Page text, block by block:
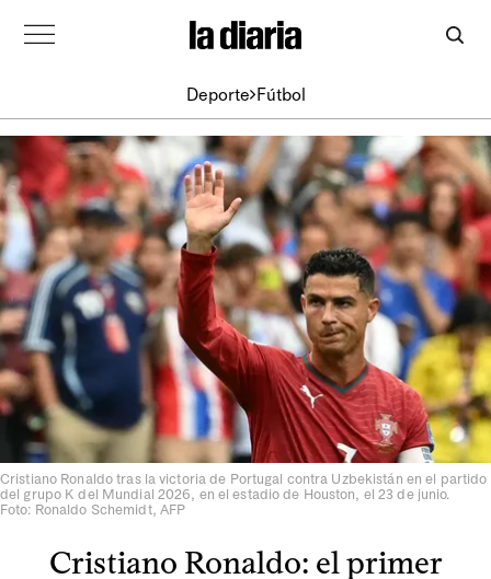
Deporte Fútbol
Cristiano Ronaldo tras la victoria de Portugal contra Uzbekistán en el partido
del grupo K del Mundial 2026, en el estadio de Houston, el 23 de junio.
Foto: Ronaldo Schemidt, AFP
Cristiano Ronaldo: el primer